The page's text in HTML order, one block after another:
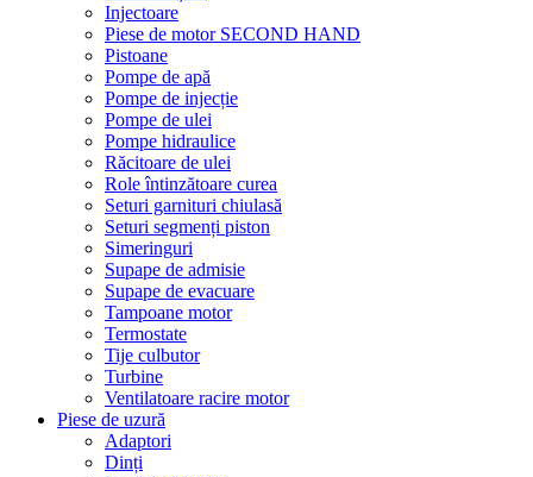
Injectoare
Piese de motor SECOND HAND
Pistoane
Pompe de apă
Pompe de injecție
Pompe de ulei
Pompe hidraulice
Răcitoare de ulei
Role întinzătoare curea
Seturi garnituri chiulasă
Seturi segmenți piston
Simeringuri
Supape de admisie
Supape de evacuare
Tampoane motor
Termostate
Tije culbutor
Turbine
Ventilatoare racire motor
Piese de uzură
Adaptori
Dinți